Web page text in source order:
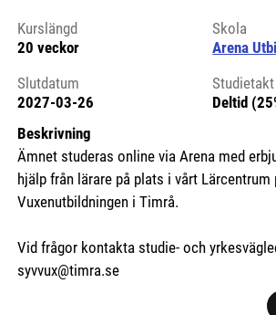
Kurslängd
20 veckor
Skola
Arena
Slutdatum
2027-03-26
Studietakt
Deltid
Beskrivning
Ämnet studeras online via Arena med
hjälp från lärare på plats i vårt Lärcentrum
Vuxenutbildningen i Timrå.
Vid frågor kontakta studie- och
syvvux@timra.se